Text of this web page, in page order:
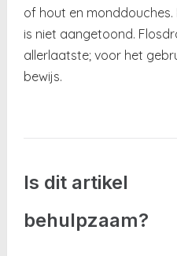
of hout en
is niet aangetoond.
allerlaatste; voor het
bewijs.
Is dit artikel
behulpzaam?